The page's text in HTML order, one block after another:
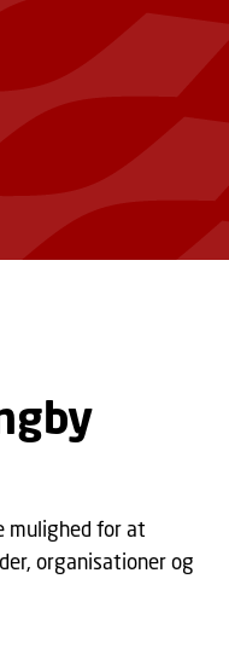
mulighed for at
organisationer og